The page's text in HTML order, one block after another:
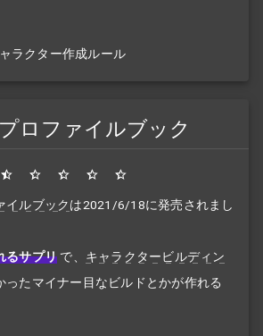
ラクター作成ルール
ロファイルブック
イルブックは2021/6/18に発売されまし
るサプリ で、 キャラクタービルディン
ったマイナー目なビルドとかが作れる